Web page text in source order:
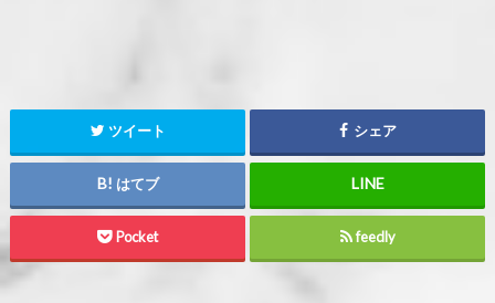
ツイート シェア
はてブ
Pocket feedly